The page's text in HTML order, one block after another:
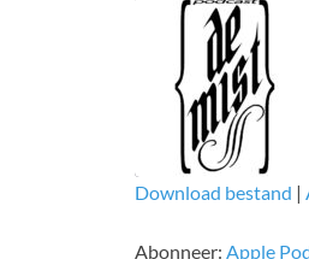
Download bestand |
Abonneer: Apple